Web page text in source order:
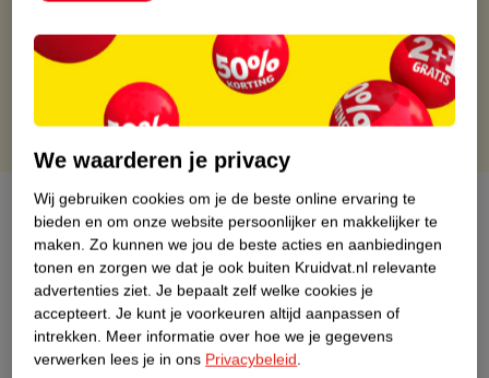
Gratis retourneren via verkooppartner.
Gratis punten met je Kruidvat kaart
Over dit product
Productinformatie
Nature Impact Score
Dit product heeft (nog) geen Nature
We waarderen je privacy
Wij gebruiken cookies om je de beste online ervaring te
bieden en om onze website persoonlijker en makkelijker te
maken. Zo kunnen we jou de beste acties en aanbiedingen
tonen en zorgen we dat je ook buiten Kruidvat.nl relevante
advertenties ziet. Je bepaalt zelf welke cookies je
accepteert. Je kunt je voorkeuren altijd aanpassen of
intrekken. Meer informatie over hoe we je gegevens
verwerken lees je in ons Privacybeleid.